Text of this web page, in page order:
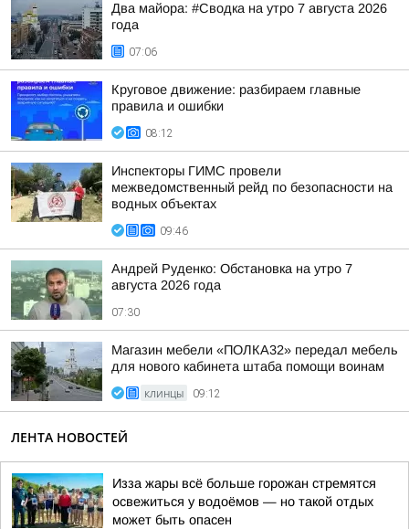
Два майора: #Сводка на утро 7 августа 2026
года
07:06
Круговое движение: разбираем главные
правила и ошибки
08:12
Инспекторы ГИМС провели
межведомственный рейд по безопасности на
водных объектах
09:46
Андрей Руденко: Обстановка на утро 7
августа 2026 года
07:30
Магазин мебели «ПОЛКА32» передал мебель
для нового кабинета штаба помощи воинам
КЛИНЦЫ 09:12
ЛЕНТА НОВОСТЕЙ
Изза жары всё больше горожан стремятся
освежиться у водоёмов — но такой отдых
может быть опасен